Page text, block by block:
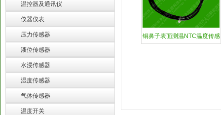
温控器及通讯仪
仪器仪表
压力传感器
液位传感器
水浸传感器
湿度传感器
气体传感器
温度开关
铜鼻子表面测温NTC温度传感